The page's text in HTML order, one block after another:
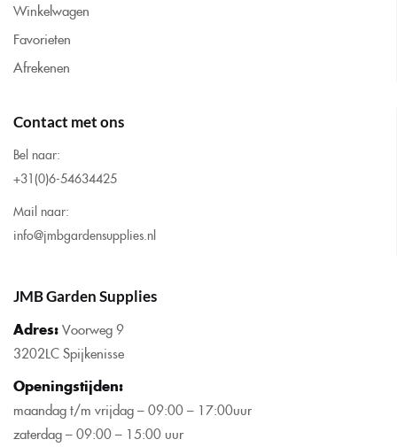
Winkelwagen
Favorieten
Afrekenen
Contact met ons
Bel naar:
+31(0)6-54634425
Mail naar:
info@jmbgardensupplies.nl
JMB Garden Supplies
Adres:Voorweg 9
3202LC Spijkenisse
Openingstijden:
maandag t/m vrijdag – 09:00 – 17:00uur
zaterdag – 09:00 – 15:00 uur